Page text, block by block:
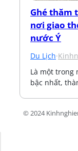
Ghé thăm
nơi giao
nước Ý
Du Lịch·
Là một trong
bậc nhất,
© 2024